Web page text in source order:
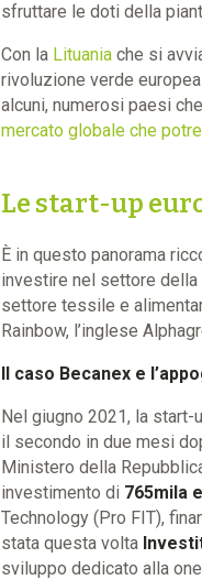
sfruttare le doti della
Con la Lituaniache si
rivoluzione verde europea
alcuni, numerosi paesi
mercato globale che
Le start-up
È in questo panorama
investire nel settore
settore tessile e
Rainbow, l’inglese
Il caso Becanex e
Nel giugno 2021, la start-
il secondo in due mesi
Ministero della
investimento di 765mila
Technology (Pro FIT),
stata questa volta
sviluppo dedicato alla